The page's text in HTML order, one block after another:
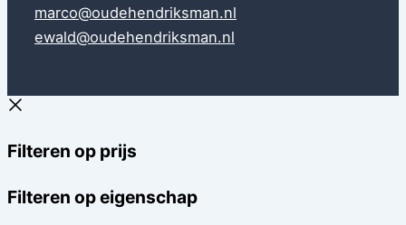
marco@oudehendriksman.nl
ewald@oudehendriksman.nl
Filteren op prijs
Filteren op eigenschap